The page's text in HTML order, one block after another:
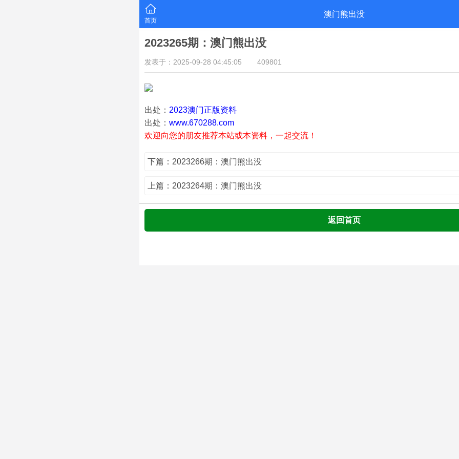
首页
澳门熊出没
2023265期：澳门熊出没
发表于：2025-09-28 04:45:05 409801
出处： 2023澳门正版资料
出处： www.670288.com
欢迎向您的朋友推荐本站或本资料，一起交流！
下篇：2023266期：澳门熊出没
上篇：2023264期：澳门熊出没
返回首页